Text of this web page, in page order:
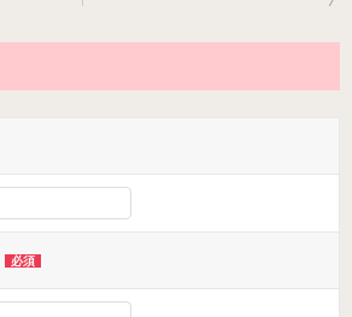
必須